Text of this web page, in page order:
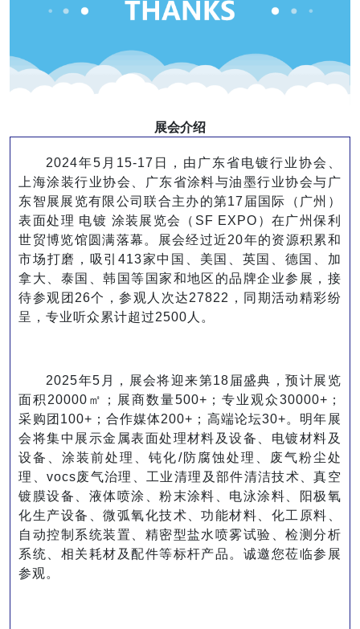
展会介绍
2024年5月15-17日，由广东省电镀行业协会、
上海涂装行业协会、广东省涂料与油墨行业协会与广
东智展展览有限公司联合主办的第17届国际（广州）
表面处理 电镀 涂装展览会（SF EXPO）在广州保利
世贸博览馆圆满落幕。展会经过近20年的资源积累和
市场打磨，吸引413家中国、美国、英国、德国、加
拿大、泰国、韩国等国家和地区的品牌企业参展，接
待参观团26个，参观人次达27822，同期活动精彩纷
呈，专业听众累计超过2500人。
2025年5月，展会将迎来第18届盛典，预计展览
面积20000㎡；展商数量500+；专业观众30000+；
采购团100+；合作媒体200+；高端论坛30+。明年展
会将集中展示金属表面处理材料及设备、电镀材料及
设备、涂装前处理、钝化/防腐蚀处理、废气粉尘处
理、vocs废气治理、工业清理及部件清洁技术、真空
镀膜设备、液体喷涂、粉末涂料、电泳涂料、阳极氧
化生产设备、微弧氧化技术、功能材料、化工原料、
自动控制系统装置、精密型盐水喷雾试验、检测分析
系统、相关耗材及配件等标杆产品。诚邀您莅临参展
参观。